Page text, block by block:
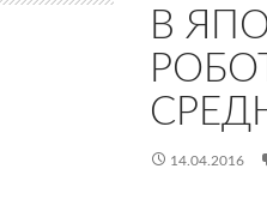
В
14.04.2016